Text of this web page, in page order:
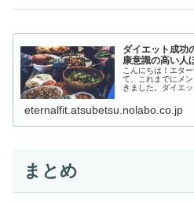
ダイエット成功
康意識の高い人
こんにちは！エタ
て、これまでにメ
きました。ダイエ
す。そして、カロ
eternalfit.atsubetsu.nolabo.co.jp
まとめ